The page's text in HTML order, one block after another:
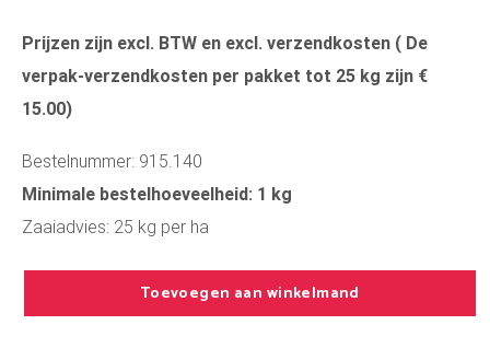
Prijzen zijn excl. BTW en excl. verzendkosten ( De
verpak-verzendkosten per pakket tot 25 kg zijn €
15.00)
Bestelnummer: 915.140
Minimale bestelhoeveelheid: 1 kg
Zaaiadvies: 25 kg per ha
Toevoegen aan winkelmand